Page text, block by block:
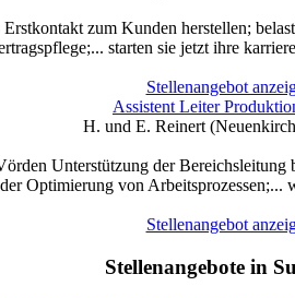
zum Kunden herstellen;
starten sie jetzt ihre
Stellenangebot
Assistent Leiter
H. und E. Reinert
Unterstützung der
Optimierung von
Stellenangebot
Stellenangebote in